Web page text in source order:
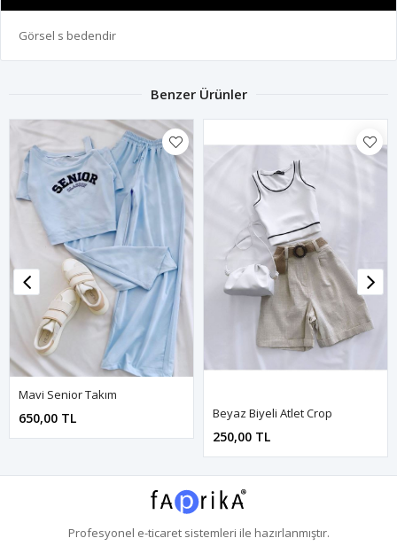
Görsel s bedendir
Benzer Ürünler
Mavi Senior Takım
650,00 TL Beyaz Biyeli Atlet Crop
250,00 TL
Profesyonel e-ticaretsistemleri ile hazırlanmıştır.